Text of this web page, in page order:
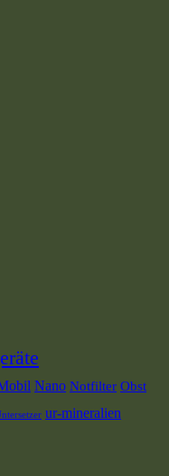
Nano Notfilter Obst
ur-mineralien